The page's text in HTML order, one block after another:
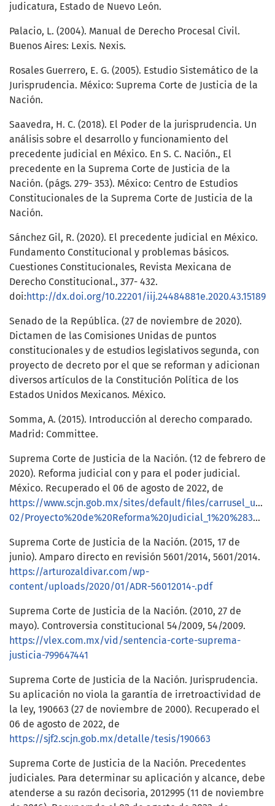
judicatura, Estado de Nuevo León.
Palacio, L. (2004). Manual de Derecho Procesal Civil.
Buenos Aires: Lexis. Nexis.
Rosales Guerrero, E. G. (2005). Estudio Sistemático de la
Jurisprudencia. México: Suprema Corte de Justicia de la
Nación.
Saavedra, H. C. (2018). El Poder de la jurisprudencia. Un
análisis sobre el desarrollo y funcionamiento del
precedente judicial en México. En S. C. Nación., El
precedente en la Suprema Corte de Justicia de la
Nación. (págs. 279- 353). México: Centro de Estudios
Constitucionales de la Suprema Corte de Justicia de la
Nación.
Sánchez Gil, R. (2020). El precedente judicial en México.
Fundamento Constitucional y problemas básicos.
Cuestiones Constitucionales, Revista Mexicana de
Derecho Constitucional., 377- 432.
doi: http://dx.doi.org/10.22201/iij.24484881e.2020.43.15189
Senado de la República. (27 de noviembre de 2020).
Dictamen de las Comisiones Unidas de puntos
constitucionales y de estudios legislativos segunda, con
proyecto de decreto por el que se reforman y adicionan
diversos artículos de la Constitución Política de los
Estados Unidos Mexicanos. México.
Somma, A. (2015). Introducción al derecho comparado.
Madrid: Committee.
Suprema Corte de Justicia de la Nación. (12 de febrero de
2020). Reforma judicial con y para el poder judicial.
México. Recuperado el 06 de agosto de 2022, de
https://www.scjn.gob.mx/sites/default/files/
02/Proyecto%20de%20Reforma%20Judicial_1%20%283%29.pdf
Suprema Corte de Justicia de la Nación. (2015, 17 de
junio). Amparo directo en revisión 5601/2014, 5601/2014.
https://arturozaldivar.com/wp-
content/uploads/2020/01/ADR-56012014-.pdf
Suprema Corte de Justicia de la Nación. (2010, 27 de
mayo). Controversia constitucional 54/2009, 54/2009.
https://vlex.com.mx/vid/sentencia-corte-suprema-
justicia-799647441
Suprema Corte de Justicia de la Nación. Jurisprudencia.
Su aplicación no viola la garantía de irretroactividad de
la ley, 190663 (27 de noviembre de 2000). Recuperado el
06 de agosto de 2022, de
https://sjf2.scjn.gob.mx/detalle/tesis/190663
Suprema Corte de Justicia de la Nación. Precedentes
judiciales. Para determinar su aplicación y alcance, debe
atenderse a su razón decisoria, 2012995 (11 de noviembre